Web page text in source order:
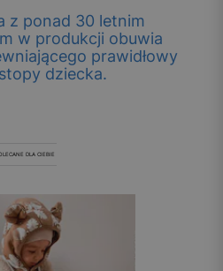
z ponad 30 letnim
w produkcji obuwia
prawidłowy
dziecka.
DLA CIEBIE